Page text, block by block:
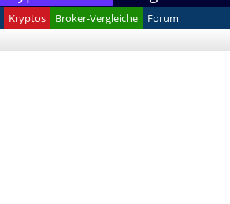
Kryptos Broker-Vergleiche
Forum